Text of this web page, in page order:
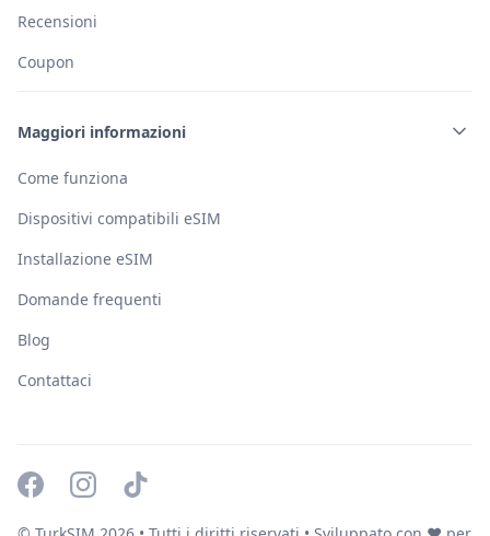
Recensioni
Coupon
Maggiori informazioni
Come funziona
Dispositivi compatibili eSIM
Installazione eSIM
Domande frequenti
Blog
Contattaci